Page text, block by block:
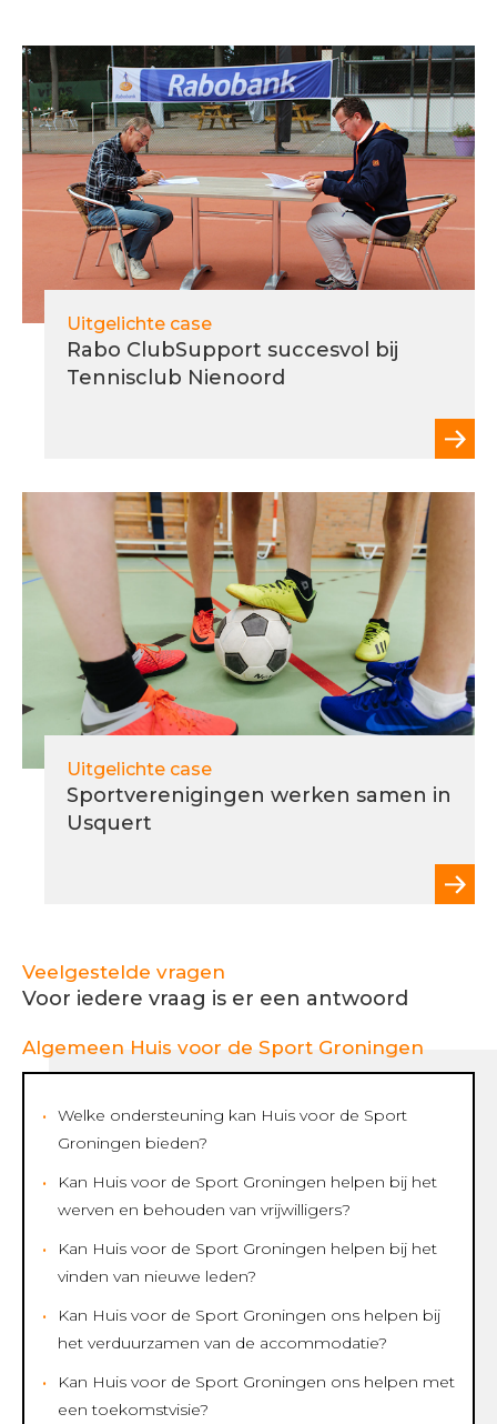
Uitgelichte case
Rabo ClubSupport succesvol bij
Tennisclub Nienoord
Uitgelichte case
Sportverenigingen werken samen in
Usquert
Veelgestelde vragen
Voor iedere vraag is er een antwoord
Algemeen Huis voor de Sport Groningen
Welke ondersteuning kan Huis voor de Sport
Groningen bieden?
Kan Huis voor de Sport Groningen helpen bij het
werven en behouden van vrijwilligers?
Kan Huis voor de Sport Groningen helpen bij het
vinden van nieuwe leden?
Kan Huis voor de Sport Groningen ons helpen bij
het verduurzamen van de accommodatie?
Kan Huis voor de Sport Groningen ons helpen met
een toekomstvisie?